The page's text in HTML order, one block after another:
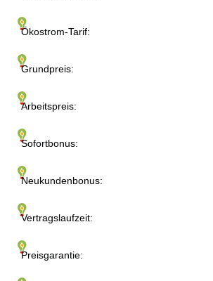
Ökostrom-Tarif:
Grundpreis:
Arbeitspreis:
Sofortbonus:
Neukundenbonus:
Vertragslaufzeit:
Preisgarantie: